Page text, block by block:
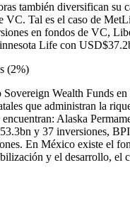
también diversifican su
VC. Tal es el caso de
en fondos de VC,
Life con
(2%)
Wealth Funds en
que administran la
Alaska
y 37 inversiones,
En México existe el
y el desarrollo, el